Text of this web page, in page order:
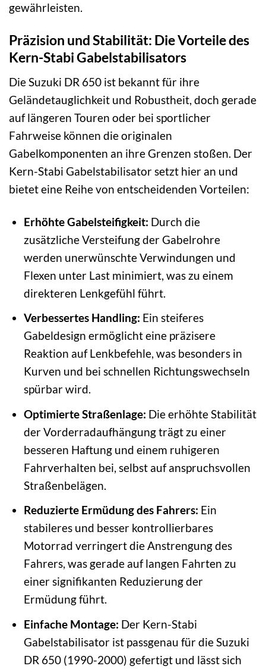
gewährleisten.
Präzision und Stabilität: Die Vorteile des
Kern-Stabi Gabelstabilisators
Die Suzuki DR 650 ist bekannt für ihre
Geländetauglichkeit und Robustheit, doch gerade
auf längeren Touren oder bei sportlicher
Fahrweise können die originalen
Gabelkomponenten an ihre Grenzen stoßen. Der
Kern-Stabi Gabelstabilisator setzt hier an und
bietet eine Reihe von entscheidenden Vorteilen:
Erhöhte Gabelsteifigkeit: Durch die
zusätzliche Versteifung der Gabelrohre
werden unerwünschte Verwindungen und
Flexen unter Last minimiert, was zu einem
direkteren Lenkgefühl führt.
Verbessertes Handling: Ein steiferes
Gabeldesign ermöglicht eine präzisere
Reaktion auf Lenkbefehle, was besonders in
Kurven und bei schnellen Richtungswechseln
spürbar wird.
Optimierte Straßenlage: Die erhöhte Stabilität
der Vorderradaufhängung trägt zu einer
besseren Haftung und einem ruhigeren
Fahrverhalten bei, selbst auf anspruchsvollen
Straßenbelägen.
Reduzierte Ermüdung des Fahrers: Ein
stabileres und besser kontrollierbares
Motorrad verringert die Anstrengung des
Fahrers, was gerade auf langen Fahrten zu
einer signifikanten Reduzierung der
Ermüdung führt.
Einfache Montage: Der Kern-Stabi
Gabelstabilisator ist passgenau für die Suzuki
DR 650 (1990-2000) gefertigt und lässt sich